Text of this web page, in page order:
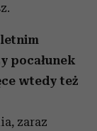
pocałunek
wtedy też
zaraz